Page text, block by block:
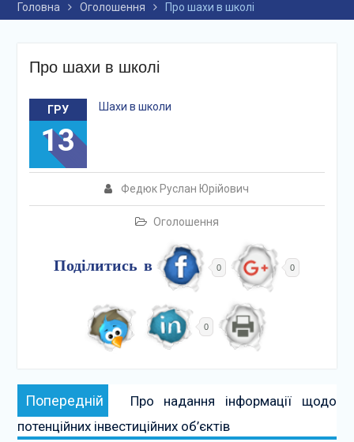
Головна Оголошення Про шахи в школі
Про шахи в школі
ГРУ
13
Федюк Руслан Юрійович
Оголошення
Шахи в школи
Поділитись в 0 0
0
Навігація
записів
Попередній Попередній:
Про надання інформації щодо
потенційних інвестиційних об’єктів